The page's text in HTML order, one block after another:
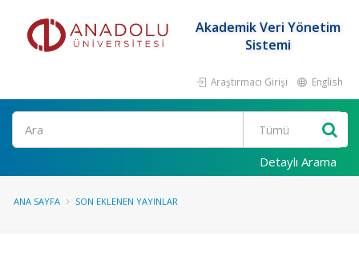
Akademik Veri Yönetim
Sistemi
Araştırmacı Girişi English
Ara
Detaylı Arama
ANA SAYFA SON EKLENEN YAYINLAR